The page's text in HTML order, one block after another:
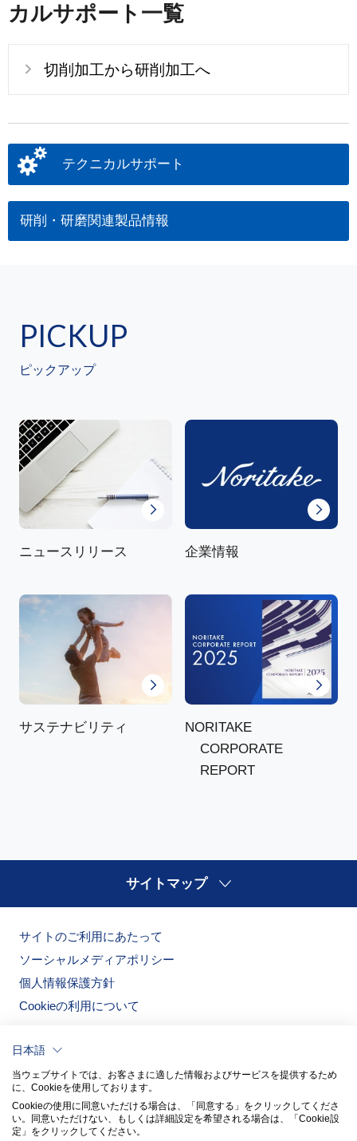
カルサポート一覧
切削加工から研削加工へ
テクニカルサポート
研削・研磨関連製品情報
PICKUP
ピックアップ
ニュースリリース 企業情報
サステナビリティ
NORITAKE
CORPORATE
REPORT
サイトマップ
サイトのご利用にあたって
ソーシャルメディアポリシー
個人情報保護方針
Cookieの利用について
日本語
当ウェブサイトでは、お客さまに適した情報およびサービスを提供するため
に、Cookieを使用しております。
Cookieの使用に同意いただける場合は、「同意する」をクリックしてくださ
い。​同意いただけない、もしくは詳細設定を希望される場合は、「Cookie設
定」をクリックしてください。​